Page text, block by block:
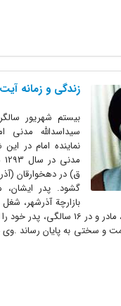
زندگی و زمانه
بیستم شهریور
سیداسدالله مدنی
نماینده امام در این
ق) در دهخوارقان (آذر
گشود. پدر ایشان،
بازارچة آذرشهر،
مدنی در چهار سالگی، مادر و در 16
و سختی به پایان رساند .وی در